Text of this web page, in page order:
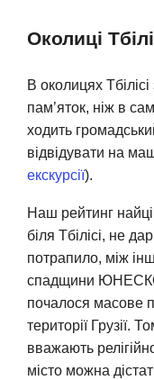
Околиці
В околицях
пам’яток, ніж в
ходить
відвідувати на
екскурсії).
Наш рейтинг
біля Тбілісі, не
потрапило, між
спадщини
почалося масове
території Грузії.
вважають
місто можна